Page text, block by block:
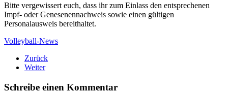
Bitte vergewissert euch, dass ihr zum Einlass den entsprechenen
Impf- oder Genesenennachweis sowie einen gültigen
Personalausweis bereithaltet.
Volleyball-News
Zurück
Weiter
Schreibe einen Kommentar